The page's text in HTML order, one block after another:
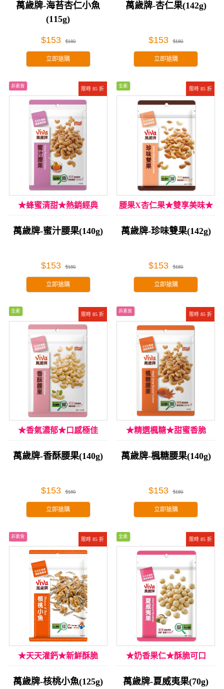
萬歲牌-海苔杏仁小魚
(115g)
$153 $180
立即搶購
萬歲牌-杏仁果(142g)
$153 $180
立即搶購
限時 85 折
非素食
★蜂蜜清甜★熱銷經典
萬歲牌-蜜汁腰果(140g)
$153 $180
立即搶購
限時 85 折
全素
腰果X杏仁果★雙享美味★
萬歲牌-珍味雙果(142g)
$153 $180
立即搶購
限時 85 折
全素
★香氣濃郁★口感極佳
萬歲牌-香酥腰果(140g)
$153 $180
立即搶購
限時 85 折
非素食
★精選楓糖★甜蜜香脆
萬歲牌-楓糖腰果(140g)
$153 $180
立即搶購
限時 85 折
非素食
★天天灌鈣★新鮮酥脆
萬歲牌-核桃小魚(125g)
限時 85 折
全素
★奶香果仁★酥脆可口
萬歲牌-夏威夷果(70g)